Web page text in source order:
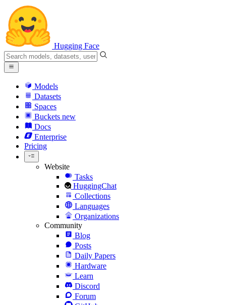
Hugging Face
Models
Datasets
Spaces
Buckets new
Docs
Enterprise
Pricing
Website
Tasks
HuggingChat
Collections
Languages
Organizations
Community
Blog
Posts
Daily Papers
Hardware
Learn
Discord
Forum